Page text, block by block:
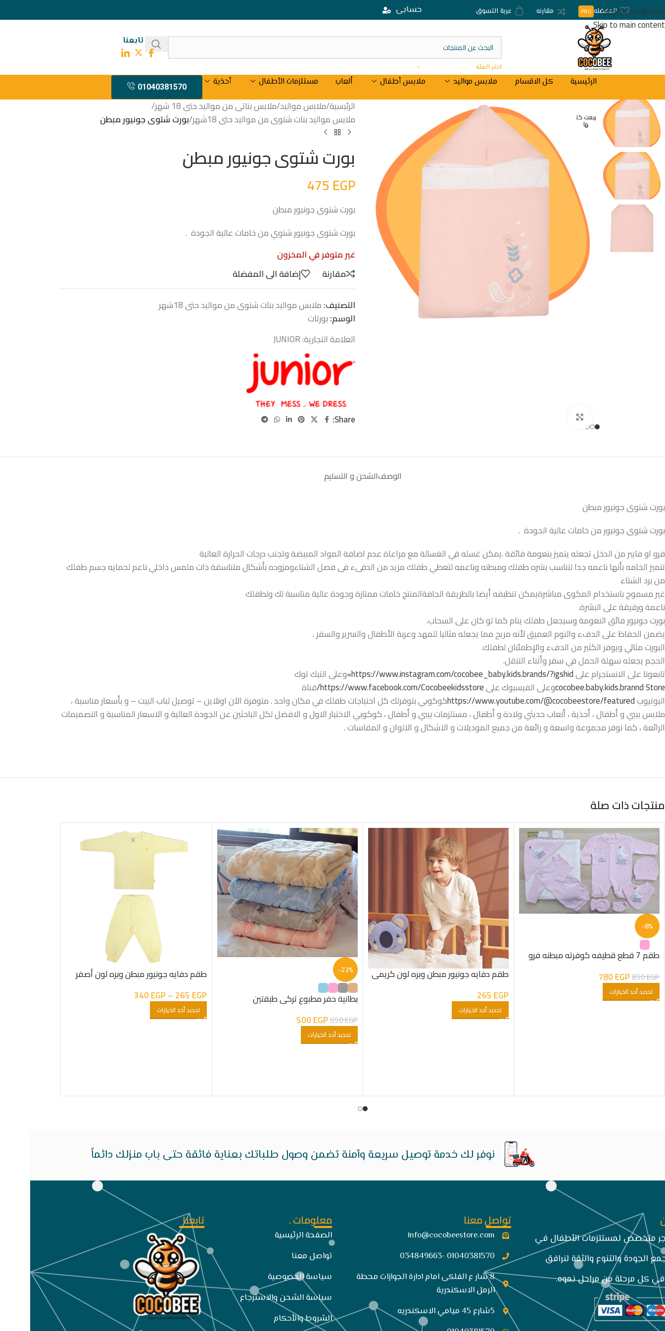
Skip to navigation
Skip to main content
المفضله PRO مقارنه عربة التسوق حسابى
اختر الفئة
تابعنا
الرئيسية كل الاقسام ملابس مواليد ملابس أطفال اْلعاب مستلزمات الأطفال أحذية 01040381570
بيعت كل
ها
الرئيسية/ملابس مواليد/ملابس بناتى من مواليد حتى 18 شهر
/
ملابس مواليد بنات شتوى من مواليد حتى 18شهر
/بورت شتوى جونيور مبطن
بورت شتوى جونيور مبطن
475 EGP
بورت شتوى جونيور مبطن
بورت شتوى جونيور شتوي من خامات عالية الجودة .
غير متوفر في المخزون
مقارنة
إضافة الى المفضلة
التصنيف:ملابس مواليد بنات شتوى من مواليد حتى 18شهر
الوسم:بورتات
العلامة التجارية:JUNIOR
Share:
الوصفالشحن و التسليم
بورت شتوى جونيور مبطن
بورت شتوى جونيور من خامات عالية الجودة .
فرو او فايبر من الدخل تجعله يتميز بنعومة فائقة .يمكن غسله في الغسالة مع مراعاة عدم اضافة المواد المبيضة وتجنب درجات الحرارة العالية
تتميز الخامه بأنها ناعمه جدا لتناسب بشره طفلك ومبطنه وناعمه لتعطي طفلك مزيد من الدفىء فى فصل الشتاءومزوده بأشكال متناسقة ذات ملمس داخلي ناعم لحمايه جسم طفلك
من برد الشتاء
غير مسموح باستخدام المكوى مباشرةيمكن تنظيفه أيضا بالطريقة الجافةالمنتج خامات ممتازة وجودة عالية مناسبة لك ولطفلك
ناعمة ورقيقة على البشرة.
بورت جونيور فائق النعومة وسيجعل طفلك ينام كما لو كان على السحاب.
يضمن الحفاظ على الدفء والنوم العميق لأنه مريح مما يجعله مثاليا للمهد وعربة الأطفال والسرير والسفر .
البورت مثالي ويوفر الكثير من الدفء والإطمئنان لطفلك.
الحجم يجعله سهلة الحمل في سفر وأثناء التنقل.
تابعونا على الانستجرام علىhttps://www.instagram.com/cocobee_baby.kids.brands/?igshid= وعلى التيك توك
cocobee.baby.kids.brannd Storeوعلى الفيسبوك علىhttps://www.facebook.com/Cocobeekidsstore/ قناة
اليوتيوبhttps://www.youtube.com/@cocobeestore/featuredكوكوبي بتوفرلك كل احتياجات طفلك في مكان واحد . متوفرة الآن اونلاين – توصيل لباب البيت – و بأسعار مناسبة ،
ملابس بيبي و أطفال ، أحذية ، ألعاب حديثي ولادة و أطفال ، مستلزمات بيبي و أطفال ، كوكوبي الاختيار الاول و الافضل لكل الباحثين عن الجودة العالية و الاسعار المناسبة و التصميمات
الرائعة ، كما نوفر مجموعة واسعة و رائعة من جميع الموديلات و الاشكال و الالوان و المقاسات .
منتجات ذات صلة
-8%
طقم 7 قطع قطيفه كوفرته مبطنه فرو
شكل هلال بناتى
850EGP
780EGP
تحديد أحد الخيارات
طقم دفايه جونيور مبطن وبره لون كريمى
265 EGP
تحديد أحد الخيارات
-23%
بطانية حفر مطبوع تركى طبقتين
650EGP
500EGP
تحديد أحد الخيارات
طقم دفايه جونيور مبطن وبره لون أصفر
265 EGP
–
340EGP
تحديد أحد الخيارات
نوفر لك خدمة توصيل سريعة وآمنة تضمن وصول طلباتك بعناية فائقة حتى باب منزلك دائماً
متخصص لمستلزمات الأطفال في
الجودة والتنوع والثقة لنرافق
كل مرحلة من مراحل نموه.
تواصل معنا
info@cocobeestore.com​
01040381570 -034849663
8 شار ع الفلكى امام ادارة الجوازات محطة
الرمل الاسكندرية
5شارع 45 ميامي الاسكندريه
معلومات .
الصفحة الرئيسية
تواصل معنا
سياسة الخصوصية
سياسة الشحن والاسترجاع
الشروط والأحكام
تابعنا